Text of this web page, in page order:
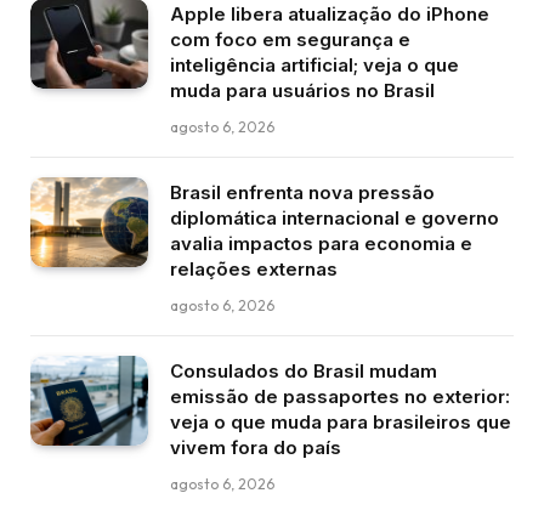
Apple libera atualização do iPhone
com foco em segurança e
inteligência artificial; veja o que
muda para usuários no Brasil
agosto 6, 2026
Brasil enfrenta nova pressão
diplomática internacional e governo
avalia impactos para economia e
relações externas
agosto 6, 2026
Consulados do Brasil mudam
emissão de passaportes no exterior:
veja o que muda para brasileiros que
vivem fora do país
agosto 6, 2026